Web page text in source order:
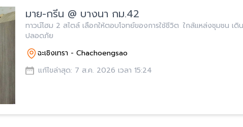
มาย-กรีน @ บางนา กม.42
ทาวน์โฮม 2 สไตล์ เลือกให้ตอบโจทย์ของการใช้ชีวิต ใกล้แหล่งชุมชน เ
ปลอดภัย
ฉะเชิงเทรา - Chachoengsao
แก้ไขล่าสุด: 7 ส.ค. 2026 เวลา 15:24